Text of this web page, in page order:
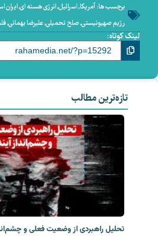
برچسب ها:آمریکا,اسرائیل,انرژی هسته ای,ایران
رژیم صهیونیستی,صلح تحمیلی,علیرضا بهمانی,
لینک کوتاه:
تازه‌ترین مطالب
تحلیل راهبردی از وضعیت فعلی و